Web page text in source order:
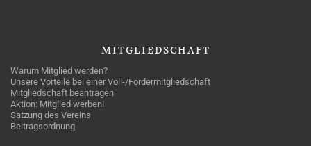
MITGLIEDSCHAFT
Warum Mitglied werden?
Unsere Vorteile bei einer Voll-/Fördermitgliedschaft
Mitgliedschaft beantragen
Aktion: Mitglied werben!
Satzung des Vereins
Beitragsordnung